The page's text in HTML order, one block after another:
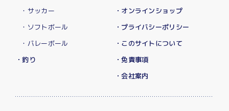
・サッカー
・ソフトボール
・バレーボール
・釣り
・オンラインショップ
・プライバシーポリシー
・このサイトについて
・免責事項
・会社案内